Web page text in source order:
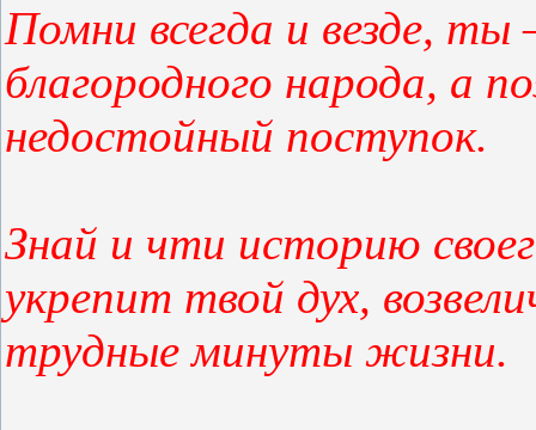
Помни всегда и везде, ты
благородного народа, а
недостойный поступок.
Знай и чти историю
укрепит твой дух,
трудные минуты жизни.